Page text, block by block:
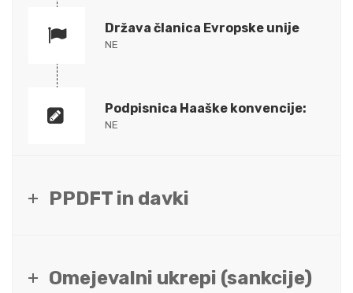
Država članica Evropske unije
NE
Podpisnica Haaške konvencije:
NE
PPDFT in davki
Omejevalni ukrepi (sankcije)